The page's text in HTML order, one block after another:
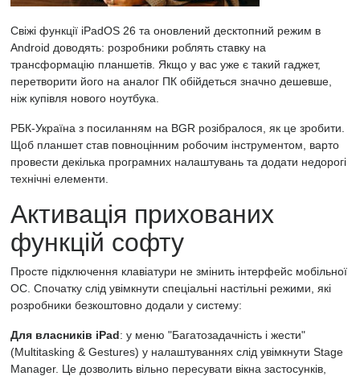
Свіжі функції iPadOS 26 та оновлений десктопний режим в
Android доводять: розробники роблять ставку на
трансформацію планшетів. Якщо у вас уже є такий гаджет,
перетворити його на аналог ПК обійдеться значно дешевше,
ніж купівля нового ноутбука.
РБК-Україна з посиланням на BGR розібралося, як це зробити.
Щоб планшет став повноцінним робочим інструментом, варто
провести декілька програмних налаштувань та додати недорогі
технічні елементи.
Активація прихованих
функцій софту
Просте підключення клавіатури не змінить інтерфейс мобільної
ОС. Спочатку слід увімкнути спеціальні настільні режими, які
розробники безкоштовно додали у систему:
Для власників iPad: у меню "Багатозадачність і жести"
(Multitasking & Gestures) у налаштуваннях слід увімкнути Stage
Manager. Це дозволить вільно пересувати вікна застосунків,